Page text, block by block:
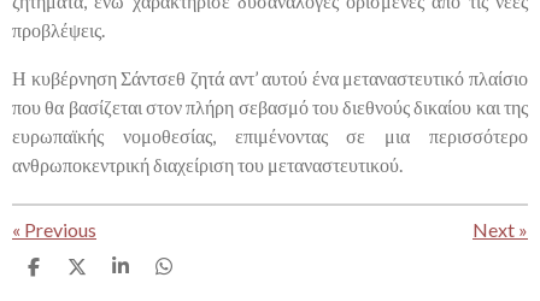
προβλέψεις.
Η κυβέρνηση Σάντσεθ ζητά αντ’ αυτού ένα μεταναστευτικό πλαίσιο
που θα βασίζεται στον πλήρη σεβασμό του διεθνούς δικαίου και της
ευρωπαϊκής νομοθεσίας, επιμένοντας σε μια περισσότερο
ανθρωποκεντρική διαχείριση του μεταναστευτικού.
« Previous Next »
S
S
S
S